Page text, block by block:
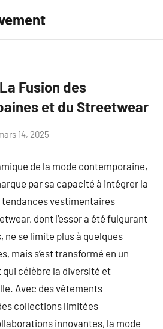
Fusion des
et du Streetwear
14, 2025
de la mode contemporaine,
par sa capacité à intégrer la
vestimentaires
dont l’essor a été fulgurant
ne se limite plus à quelques
mais s’est transformé en un
célèbre la diversité et
Avec des vêtements
collections limitées
innovantes, la mode